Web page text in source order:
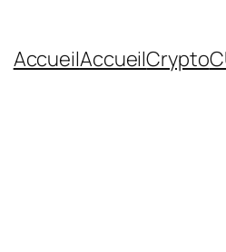
AccueilAccueilCrypto